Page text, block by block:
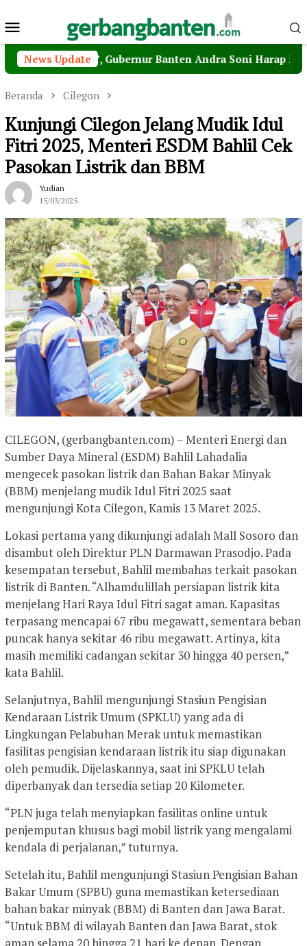
ke
Menu
Mobile
News Update
Pagi’, Gubernur Banten Andra Soni Harap MPI Jadi
Beranda Cilegon
Kunjungi Cilegon Jelang Mudik Idul
Fitri 2025, Menteri ESDM Bahlil Cek
Pasokan Listrik dan BBM
Yudian
15/03/2025
CILEGON, (gerbangbanten.com) – Menteri Energi dan
Sumber Daya Mineral (ESDM) Bahlil Lahadalia
mengecek pasokan listrik dan Bahan Bakar Minyak
(BBM) menjelang mudik Idul Fitri 2025 saat
mengunjungi Kota Cilegon, Kamis 13 Maret 2025.
Lokasi pertama yang dikunjungi adalah Mall Sosoro dan
disambut oleh Direktur PLN Darmawan Prasodjo. Pada
kesempatan tersebut, Bahlil membahas terkait pasokan
listrik di Banten. “Alhamdulillah persiapan listrik kita
menjelang Hari Raya Idul Fitri sagat aman. Kapasitas
terpasang mencapai 67 ribu megawatt, sementara beban
puncak hanya sekitar 46 ribu megawatt. Artinya, kita
masih memiliki cadangan sekitar 30 hingga 40 persen,”
kata Bahlil.
Selanjutnya, Bahlil mengunjungi Stasiun Pengisian
Kendaraan Listrik Umum (SPKLU) yang ada di
Lingkungan Pelabuhan Merak untuk memastikan
fasilitas pengisian kendaraan listrik itu siap digunakan
oleh pemudik. Dijelaskannya, saat ini SPKLU telah
diperbanyak dan tersedia setiap 20 Kilometer.
“PLN juga telah menyiapkan fasilitas online untuk
penjemputan khusus bagi mobil listrik yang mengalami
kendala di perjalanan,” tuturnya.
Setelah itu, Bahlil mengunjungi Stasiun Pengisian Bahan
Bakar Umum (SPBU) guna memastikan ketersediaan
bahan bakar minyak (BBM) di Banten dan Jawa Barat.
“Untuk BBM di wilayah Banten dan Jawa Barat, stok
aman selama 20 hingga 21 hari ke depan. Dengan